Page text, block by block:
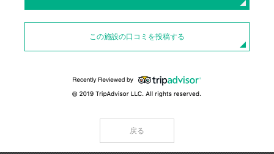
この施設の口コミを投稿する
戻る